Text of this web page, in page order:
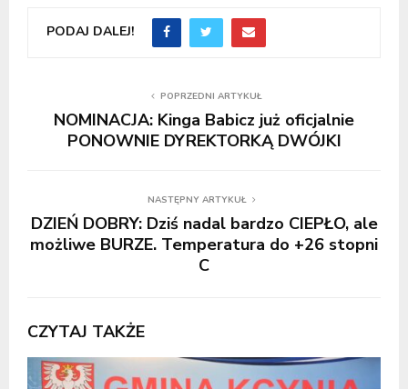
PODAJ DALEJ!
POPRZEDNI ARTYKUŁ
NOMINACJA: Kinga Babicz już oficjalnie
PONOWNIE DYREKTORKĄ DWÓJKI
NASTĘPNY ARTYKUŁ
DZIEŃ DOBRY: Dziś nadal bardzo CIEPŁO, ale
możliwe BURZE. Temperatura do +26 stopni
C
CZYTAJ TAKŻE